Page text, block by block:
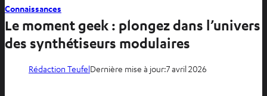
Site BE
Connaissances
Le moment geek : plongez dans l’univers
des synthétiseurs modulaires
Rédaction TeufelDernière mise à jour:7 avril 2026